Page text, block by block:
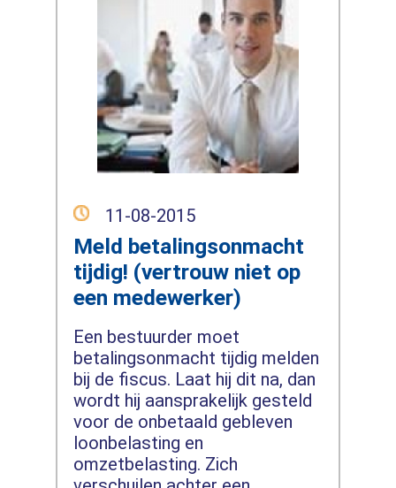
11-08-2015
Meld betalingsonmacht
tijdig! (vertrouw niet op
een medewerker)
Een bestuurder moet
betalingsonmacht tijdig melden
bij de fiscus. Laat hij dit na, dan
wordt hij aansprakelijk gesteld
voor de onbetaald gebleven
loonbelasting en
omzetbelasting. Zich